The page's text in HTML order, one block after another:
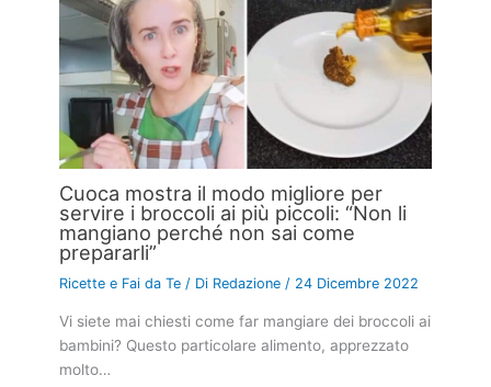
Cuoca mostra il modo migliore per
servire i broccoli ai più piccoli: “Non li
mangiano perché non sai come
prepararli”
Ricette e Fai da Te / Di Redazione / 24 Dicembre 2022
Vi siete mai chiesti come far mangiare dei broccoli ai
bambini? Questo particolare alimento, apprezzato
molto…